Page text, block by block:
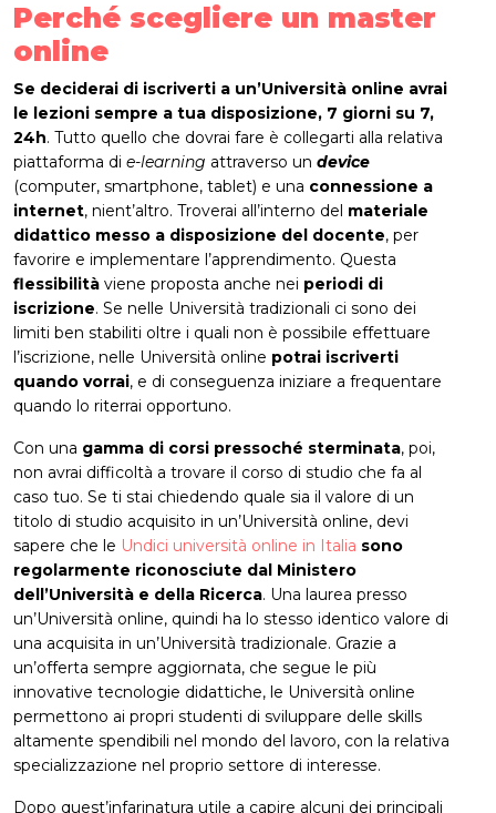
Perché scegliere un master
online
Se deciderai di iscriverti a un’Università online avrai
le lezioni sempre a tua disposizione, 7 giorni su 7,
24h. Tutto quello che dovrai fare è collegarti alla relativa
piattaforma di e-learning attraverso un device
(computer, smartphone, tablet) e una connessione a
internet, nient’altro. Troverai all’interno del materiale
didattico messo a disposizione del docente, per
favorire e implementare l’apprendimento. Questa
flessibilità viene proposta anche nei periodi di
iscrizione. Se nelle Università tradizionali ci sono dei
limiti ben stabiliti oltre i quali non è possibile effettuare
l’iscrizione, nelle Università online potrai iscriverti
quando vorrai, e di conseguenza iniziare a frequentare
quando lo riterrai opportuno.
Con una gamma di corsi pressoché sterminata, poi,
non avrai difficoltà a trovare il corso di studio che fa al
caso tuo. Se ti stai chiedendo quale sia il valore di un
titolo di studio acquisito in un’Università online, devi
sapere che le Undici università online in Italia sono
regolarmente riconosciute dal Ministero
dell’Università e della Ricerca. Una laurea presso
un’Università online, quindi ha lo stesso identico valore di
una acquisita in un’Università tradizionale. Grazie a
un’offerta sempre aggiornata, che segue le più
innovative tecnologie didattiche, le Università online
permettono ai propri studenti di sviluppare delle skills
altamente spendibili nel mondo del lavoro, con la relativa
specializzazione nel proprio settore di interesse.
Dopo quest’infarinatura utile a capire alcuni dei principali